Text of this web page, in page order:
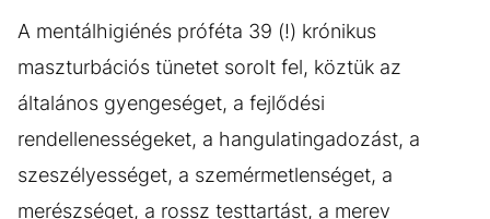
A mentálhigiénés próféta 39 (!) krónikus
maszturbációs tünetet sorolt fel, köztük az
általános gyengeséget, a fejlődési
rendellenességeket, a hangulatingadozást, a
szeszélyességet, a szemérmetlenséget, a
merészséget, a rossz testtartást, a merev